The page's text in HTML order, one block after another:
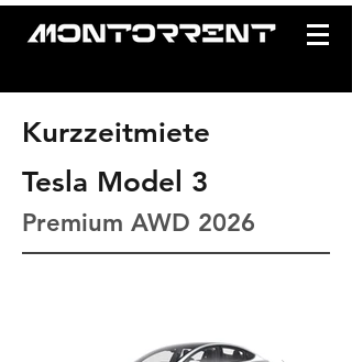
Kurzzeitmiete
Tesla Model 3
Premium AWD 2026